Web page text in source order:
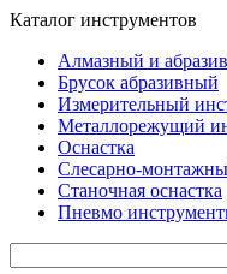
Каталог инструментов
Алмазный и
Брусок абразивный
Измерительный
Металлорежущий
Оснастка
Слесарно-
Станочная оснастка
Пневмо